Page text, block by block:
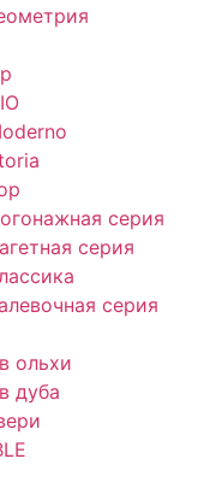
серия
серия
серия
ольхи
дуба